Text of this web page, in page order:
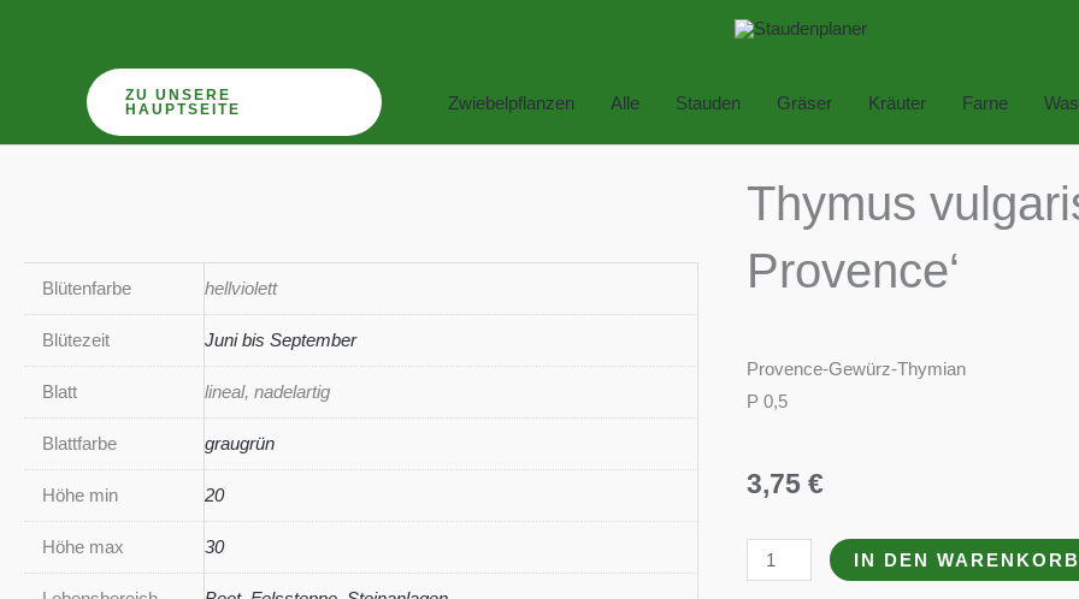
ZU UNSERE
HAUPTSEITE
Zwiebelpflanzen Alle Stauden Gräser Kräuter Farne
Blütenfarbe hellviolett
Blütezeit Juni bis September
Blatt lineal, nadelartig
Blattfarbe graugrün
Höhe min 20
Höhe max 30
Thymus
Provence‘
Provence-Gewürz-Thymian
P 0,5
3,75 €
Thymus
vulgaris
IN DEN